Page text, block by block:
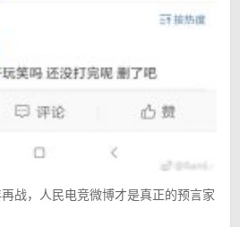
战，人民电竞微博才是真正的预言家